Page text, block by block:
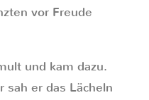
vor Freude
und kam dazu.
sah er das Lächeln